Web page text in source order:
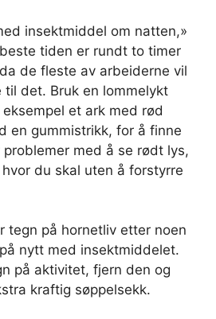
insektmiddel om natten,»
tiden er rundt to timer
de fleste av arbeiderne vil
til det. Bruk en lommelykt
et ark med rød
en gummistrikk, for å finne
med å se rødt lys,
du skal uten å forstyrre
tegn på hornetliv etter noen
nytt med insektmiddelet.
på aktivitet, fjern den og
kraftig søppelsekk.